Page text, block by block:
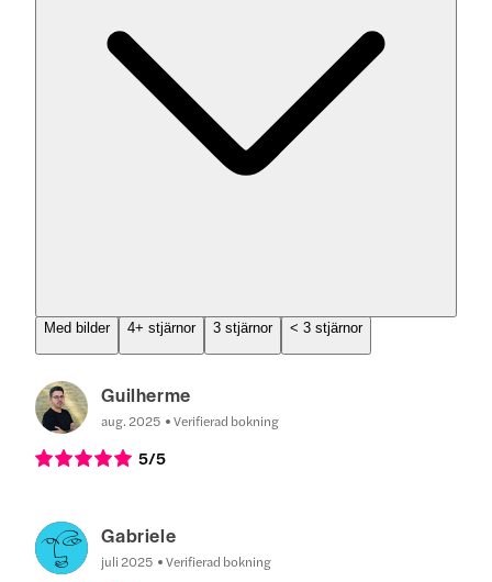
Med bilder 4+ stjärnor 3 stjärnor < 3 stjärnor
Guilherme
aug. 2025 Verifierad bokning
5/5
Gabriele
juli 2025 Verifierad bokning